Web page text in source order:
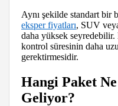
Aynı şekilde standart bir
eksper fiyatları, SUV
daha yüksek
kontrol süresinin daha
gerektirmesidir.
Hangi Paket
Geliyor?